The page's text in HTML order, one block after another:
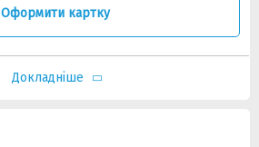
Оформити картку
Докладніше